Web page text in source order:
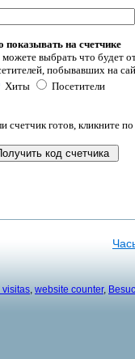
показывать на счетчике
выбрать что будет
побывавших на
Хиты
Посетители
счетчик готов, кликните
visitas website counter,